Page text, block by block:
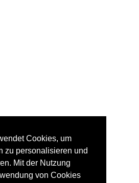
Cookies, um
zu personalisieren und
Mit der Nutzung
von Cookies